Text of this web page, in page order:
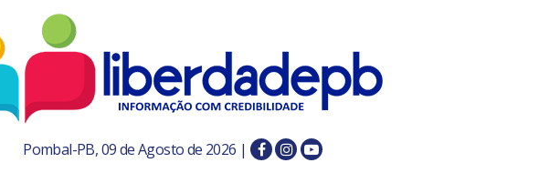
Pombal-PB, 09 de Agosto de 2026 |